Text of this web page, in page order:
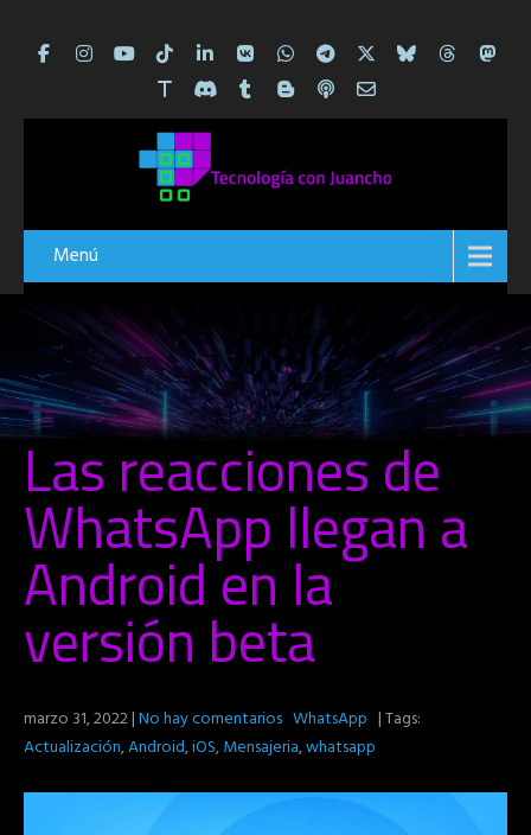
Menú
Las reacciones de
WhatsApp llegan a
Android en la
versión beta
marzo 31, 2022|No hay comentarios WhatsApp | Tags:
Actualización,Android,iOS,Mensajeria,whatsapp